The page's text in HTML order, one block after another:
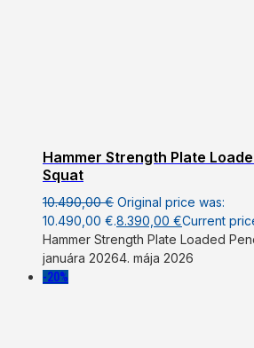
Hammer Strength Plate
Squat
10.490,00€ Original price was:
10.490,00 €.8.390,00 €Current
Hammer Strength Plate Loaded
januára 20264. mája 2026
-20%